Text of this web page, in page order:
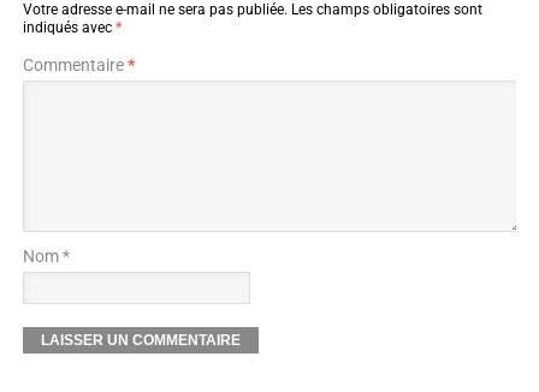
Votre adresse e-mail ne sera pas publiée. Les champs obligatoires sont
indiqués avec *
Commentaire*
Nom *